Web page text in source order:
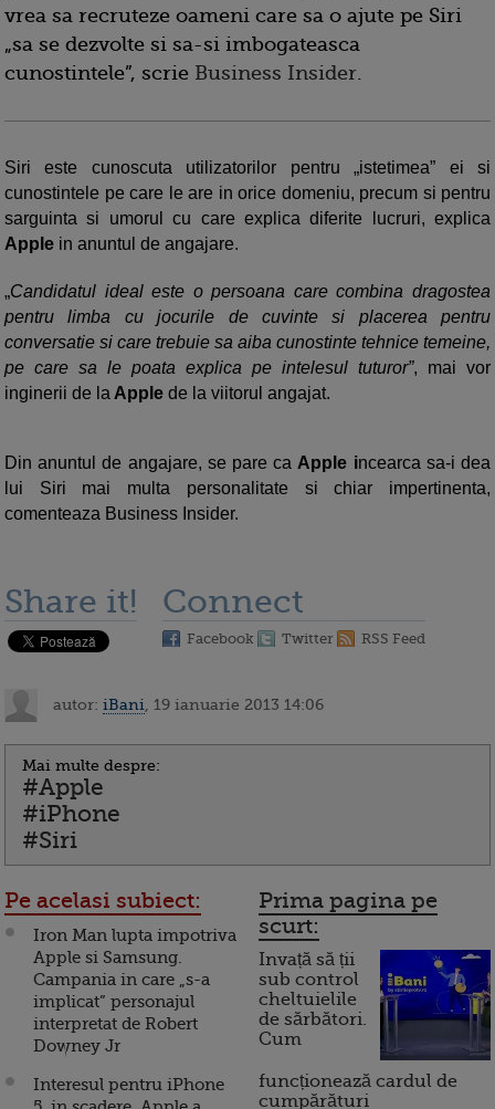
vrea sa recruteze oameni care sa o ajute pe Siri
„sa se dezvolte si sa-si imbogateasca
cunostintele”, scrie Business Insider.
Siri este cunoscuta utilizatorilor pentru „istetimea” ei si
cunostintele pe care le are in orice domeniu, precum si pentru
sarguinta si umorul cu care explica diferite lucruri, explica
Apple in anuntul de angajare.
„Candidatul ideal este o persoana care combina dragostea
pentru limba cu jocurile de cuvinte si placerea pentru
conversatie si care trebuie sa aiba cunostinte tehnice temeine,
pe care sa le poata explica pe intelesul tuturor”, mai vor
inginerii de la Apple de la viitorul angajat.
Din anuntul de angajare, se pare ca Apple incearca sa-i dea
lui Siri mai multa personalitate si chiar impertinenta,
comenteaza Business Insider.
Share it! Connect
Facebook Twitter RSS Feed
autor: iBani , 19 ianuarie 2013 14:06
Mai multe despre:
#Apple
#iPhone
#Siri
Pe acelasi subiect:
Iron Man lupta impotriva
Apple si Samsung.
Campania in care „s-a
implicat” personajul
interpretat de Robert
Downey Jr
Interesul pentru iPhone
Prima pagina pe
scurt:
Invață să ții
sub control
cheltuielile
de sărbători.
Cum
funcționează cardul de
cumpărături